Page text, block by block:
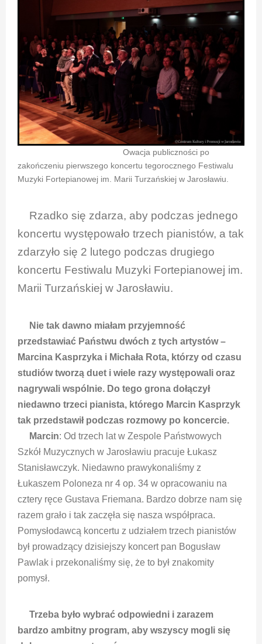
Owacja publiczności po
zakończeniu pierwszego koncertu tegorocznego Festiwalu
Muzyki Fortepianowej im. Marii Turzańskiej w Jarosławiu.
Rzadko się zdarza, aby podczas jednego
koncertu występowało trzech pianistów, a tak
zdarzyło się 2 lutego podczas drugiego
koncertu Festiwalu Muzyki Fortepianowej im.
Marii Turzańskiej w Jarosławiu.
Nie tak dawno miałam przyjemność
przedstawiać Państwu dwóch z tych artystów –
Marcina Kasprzyka i Michała Rota, którzy od czasu
studiów tworzą duet i wiele razy występowali oraz
nagrywali wspólnie. Do tego grona dołączył
niedawno trzeci pianista, którego Marcin Kasprzyk
tak przedstawił podczas rozmowy po koncercie.
Marcin: Od trzech lat w Zespole Państwowych
Szkół Muzycznych w Jarosławiu pracuje Łukasz
Stanisławczyk. Niedawno prawykonaliśmy z
Łukaszem Poloneza nr 4 op. 34 w opracowaniu na
cztery ręce Gustava Friemana. Bardzo dobrze nam się
razem grało i tak zaczęła się nasza współpraca.
Pomysłodawcą koncertu z udziałem trzech pianistów
był prowadzący dzisiejszy koncert pan Bogusław
Pawlak i przekonaliśmy się, że to był znakomity
pomysł.
Trzeba było wybrać odpowiedni i zarazem
bardzo ambitny program, aby wszyscy mogli się